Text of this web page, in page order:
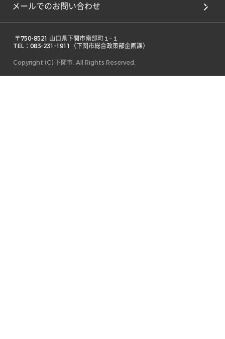
メールでのお問い合わせ
TEL：083-231-1911（下関市総合政策部企画課）
Copyright (C) 下関市. All Rights Reserved.